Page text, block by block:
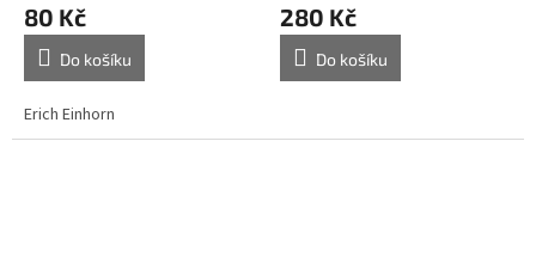
80 Kč
Do košíku
Erich Einhorn
280 Kč
Do košíku